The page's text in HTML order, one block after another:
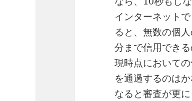
インターネット
ると、無数の個
分まで信用でき
現時点において
を通過するのは
なると審査が更